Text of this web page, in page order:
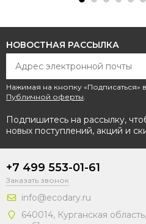
НОВОСТНАЯ РАССЫЛКА
Нажимая на кнопку «Подписаться»
Публичной оферты
Подпишитесь на рассылку,
новых поступлений, акций и
+7 499 553-01-61
Заказать звонок
info@ecodary.ru
640014, Курганская